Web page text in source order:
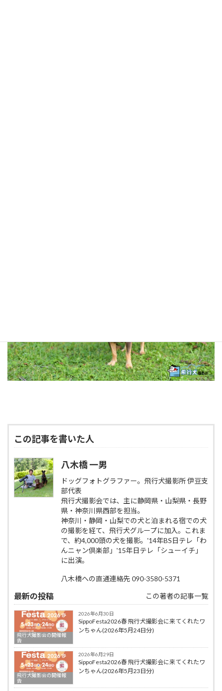
この記事を書いた人
八木橋 一男
ドッグフォトグラファー。飛行犬撮影所 伊豆支
部代表
飛行犬撮影会では、主に静岡県・山梨県・長野
県・神奈川県西部を担当。
神奈川・静岡・山梨での犬と泊まれる宿での犬
の撮影を経て、飛行犬グループに加入。これま
で、約4,000頭の犬を撮影。'14年BS日テレ「わ
んニャン倶楽部」'15年日テレ「シューイチ」
に出演。
八木橋への直通連絡先 090-3580-5371
最新の投稿 この著者の記事一覧
飛行犬撮影会の開催報
告
2026年6月30日
SippoFesta2026春 飛行犬撮影会に来てくれたワ
ンちゃん(2026年5月24日分)
飛行犬撮影会の開催報
告
2026年6月29日
SippoFesta2026春 飛行犬撮影会に来てくれたワ
ンちゃん(2026年5月23日分)